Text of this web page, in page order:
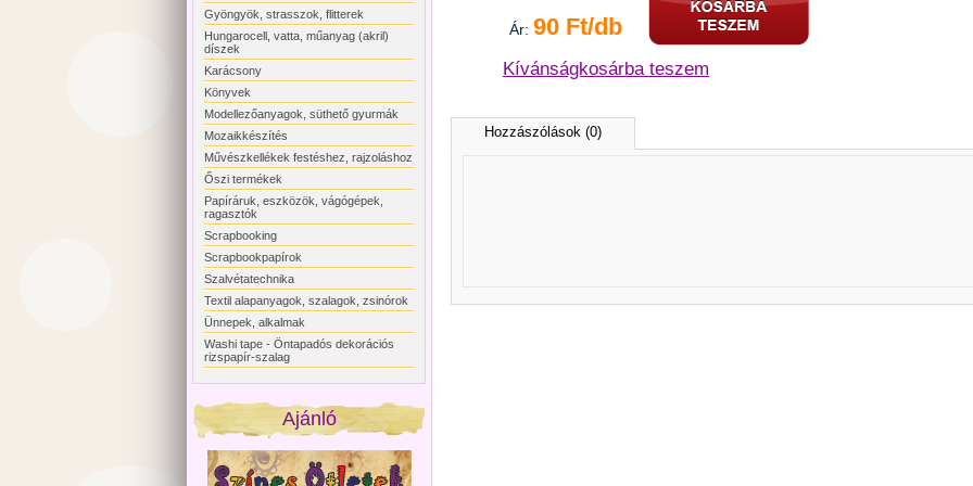
Gyöngyök, strasszok, flitterek
Hungarocell, vatta, műanyag (akril)
díszek
Karácsony
Könyvek
Modellezőanyagok, süthető gyurmák
Mozaikkészítés
Művészkellékek festéshez, rajzoláshoz
Őszi termékek
Papíráruk, eszközök, vágógépek,
ragasztók
Scrapbooking
Scrapbookpapírok
Szalvétatechnika
Textil alapanyagok, szalagok, zsinórok
Ünnepek, alkalmak
Washi tape - Öntapadós dekorációs
rizspapír-szalag
Ajánló
Ár: 90 Ft/db
Kívánságkosárba teszem
Hozzászólások (0)